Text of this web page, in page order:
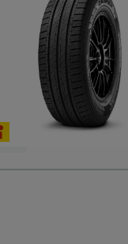
SÄKER KÖRNING